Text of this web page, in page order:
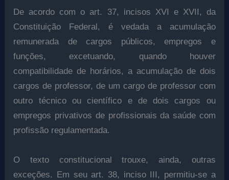
De acordo com o art. 37, incisos XVI e XVII, da
Constituição Federal, é vedada a acumulação
remunerada de cargos públicos, empregos e
funções, excetuando, quando houver
compatibilidade de horários, a acumulação de dois
cargos de professor, de um cargo de professor com
outro técnico ou científico e de dois cargos ou
empregos privativos de profissionais da saúde com
profissão regulamentada.
O texto constitucional trouxe, ainda, outras
exceções. Em seu art. 38, inciso III, permitiu-se a